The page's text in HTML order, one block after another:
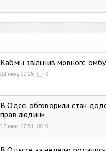
Кабмін звільнив мовного
02 июл, 17:25 0
В Одесі обговорили стан
прав людини
12 июн, 17:51 0